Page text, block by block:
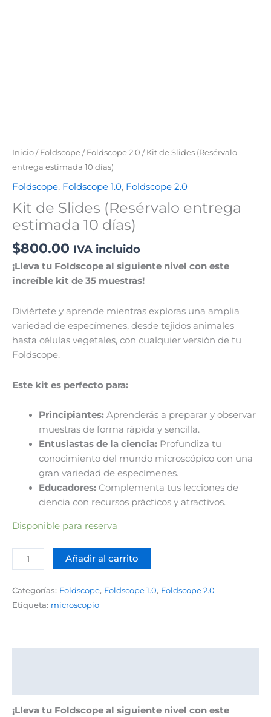
Inicio/Foldscope/Foldscope 2.0 / Kit de Slides (Resérvalo
entrega estimada 10 días)
Foldscope, Foldscope 1.0, Foldscope 2.0
Kit de Slides (Resérvalo entrega
estimada 10 días)
$800.00 IVA incluido
¡Lleva tu Foldscope al siguiente nivel con este
increíble kit de 35 muestras!
Diviértete y aprende mientras exploras una amplia
variedad de especímenes, desde tejidos animales
hasta células vegetales, con cualquier versión de tu
Foldscope.
Este kit es perfecto para:
Principiantes:Aprenderás a preparar y observar
muestras de forma rápida y sencilla.
Entusiastas de la ciencia:Profundiza tu
conocimiento del mundo microscópico con una
gran variedad de especímenes.
Educadores:Complementa tus lecciones de
ciencia con recursos prácticos y atractivos.
Disponible para reserva
Añadir al carrito
Categorías: Foldscope, Foldscope 1.0, Foldscope 2.0
Etiqueta: microscopio
¡Lleva tu Foldscope al siguiente nivel con este